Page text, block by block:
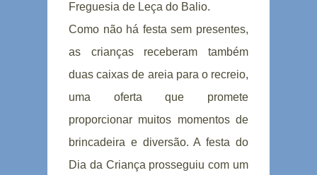
Freguesia de Leça do Balio.
Como não há festa sem presentes,
as crianças receberam também
duas caixas de areia para o recreio,
uma oferta que promete
proporcionar muitos momentos de
brincadeira e diversão. A festa do
Dia da Criança prosseguiu com um